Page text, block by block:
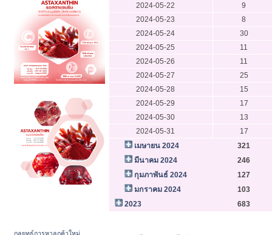
2024-05-22
9
2024-05-23
8
2024-05-24
30
2024-05-25
11
2024-05-26
11
2024-05-27
25
2024-05-28
15
2024-05-29
17
2024-05-30
13
2024-05-31
17
เมษายน 2024
321
มีนาคม 2024
246
กุมภาพันธ์ 2024
127
มกราคม 2024
103
2023
683
กลยุทธ์การหาลูกค้าใหม่